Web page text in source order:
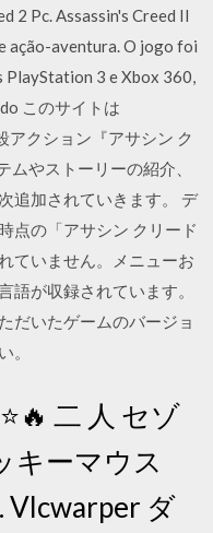
2 Pc. Assassin's Creed II
ação-aventura. O jogo foi
PlayStation 3 e Xbox 360,
このサイトは
クション『アサシン ク
ムやストーリーの紹介、
追加されていきます。 デ
点の「アサシン クリード
ていません。メニューお
語が収録されています。
だいたゲームのバージョ
。
二 人 セゾ
キーマウス
Vlcwarper ダ